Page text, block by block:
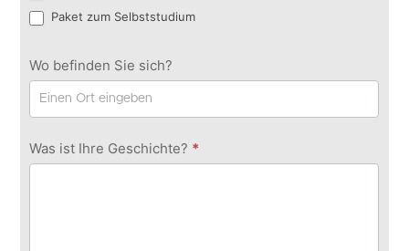
Paket zum Selbststudium
Wo befinden Sie sich?
Was ist Ihre Geschichte? *